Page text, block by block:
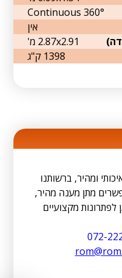
360° Continuous
אין
2.87x2.91 מ'
1398 ק"ג
ומהיר, ברשותנו
מתן מענה מהיר,
לפתרונות מקצועיים
072-